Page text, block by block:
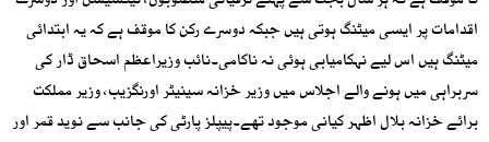
اقدامات پر ایسی میٹنگ ہوتی ہیں جبکہ دوسرے رکن کا موقف ہے کہ یہ ابتدائی
میٹنگ ہیں اس لیے نہکامیابی ہوئی نہ ناکامی۔نائب وزیراعظم اسحاق ڈار کی
سربراہی میں ہونے والے اجلاس میں وزیر خزانہ سینیٹر اورنگزیب، وزیر مملکت
برائے خزانہ بلال اظہر کیانی موجود تھے۔پیپلز پارٹی کی جانب سے نوید قمر اور